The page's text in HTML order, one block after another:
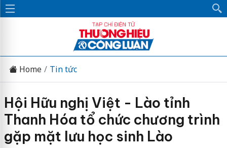
Home Tin tức
Hội Hữu nghị Việt - Lào tỉnh
Thanh Hóa tổ chức chương trình
gặp mặt lưu học sinh Lào